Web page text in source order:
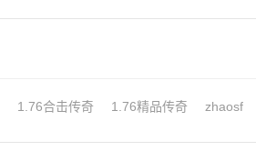
1.76合击传奇 1.76精品传奇 zhaosf